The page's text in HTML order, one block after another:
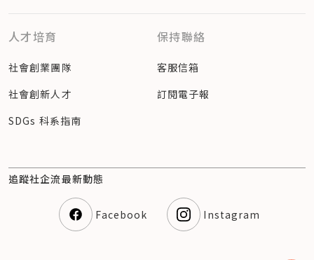
人才培育
社會創業團隊
社會創新人才
SDGs 科系指南
保持聯絡
客服信箱
訂閱電子報
追蹤社企流最新動態
Facebook Instagram